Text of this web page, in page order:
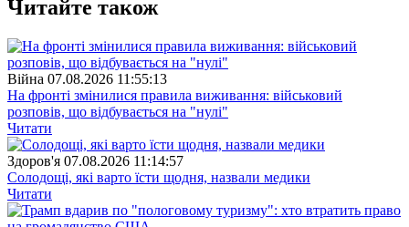
Читайте також
Війна 07.08.2026 11:55:13
На фронті змінилися правила виживання: військовий
розповів, що відбувається на "нулі"
Читати
Здоров'я 07.08.2026 11:14:57
Солодощі, які варто їсти щодня, назвали медики
Читати